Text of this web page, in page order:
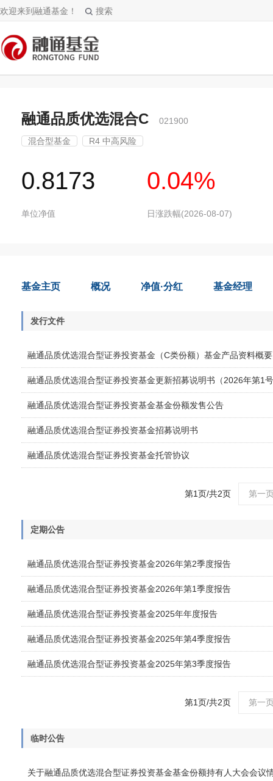
欢迎来到融通基金！ 搜索
融通品质优选混合C 021900
混合型基金 R4 中高风险
0.8173
单位净值
0.04%
日涨跌幅(2026-08-07)
基金主页 概况 净值·分红 基金经理
发行文件
融通品质优选混合型证券投资基金（C类份额）基金产品资料概
融通品质优选混合型证券投资基金更新招募说明书（2026年第1
融通品质优选混合型证券投资基金基金份额发售公告
融通品质优选混合型证券投资基金招募说明书
融通品质优选混合型证券投资基金托管协议
第1页/共2页 第一
定期公告
融通品质优选混合型证券投资基金2026年第2季度报告
融通品质优选混合型证券投资基金2026年第1季度报告
融通品质优选混合型证券投资基金2025年年度报告
融通品质优选混合型证券投资基金2025年第4季度报告
融通品质优选混合型证券投资基金2025年第3季度报告
第1页/共2页 第一
临时公告
关于融通品质优选混合型证券投资基金基金份额持有人大会会议